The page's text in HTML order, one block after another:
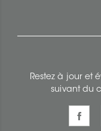
Restez à jour et
suivant du